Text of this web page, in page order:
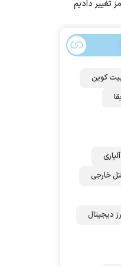
تغییر دادیم
کوین
آلپاری
خارجی
دیجیتال